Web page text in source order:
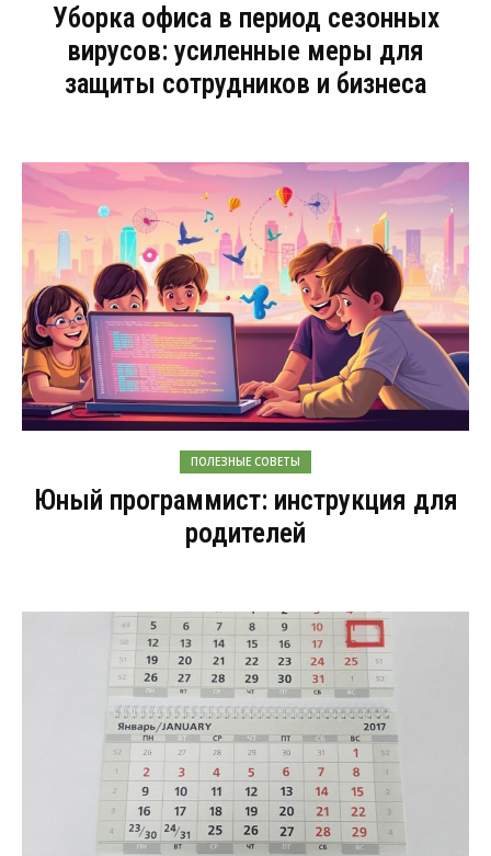
Уборка офиса в период сезонных
вирусов: усиленные меры для
защиты сотрудников и бизнеса
ПОЛЕЗНЫЕ СОВЕТЫ
Юный программист: инструкция для
родителей